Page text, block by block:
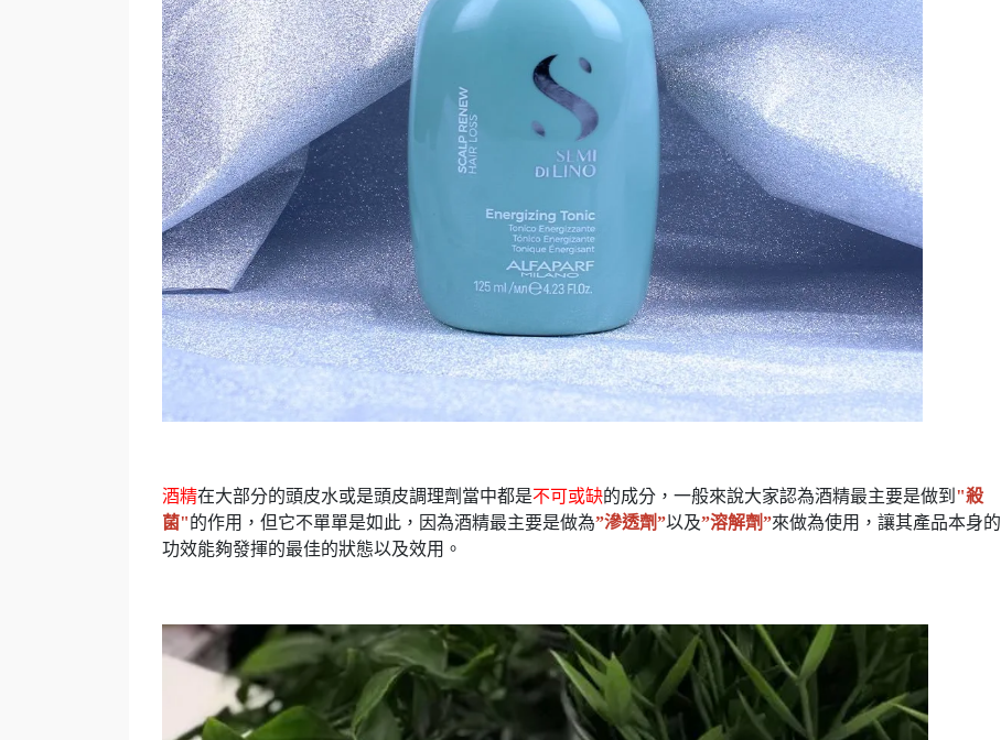
酒精在大部分的頭皮水或是頭皮調理劑當中都是不可或缺的成分，一般來說大家認為酒精最主要是做到 "殺
菌"的作用，但它不單單是如此，因為酒精最主要是做為”滲透劑”以及”溶解劑”來做為使用，讓其產品本身的
功效能夠發揮的最佳的狀態以及效用。